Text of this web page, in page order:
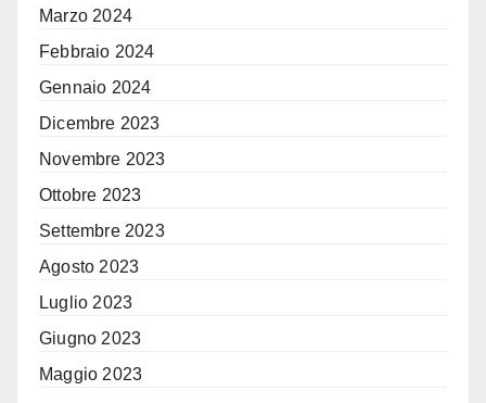
Marzo 2024
Febbraio 2024
Gennaio 2024
Dicembre 2023
Novembre 2023
Ottobre 2023
Settembre 2023
Agosto 2023
Luglio 2023
Giugno 2023
Maggio 2023